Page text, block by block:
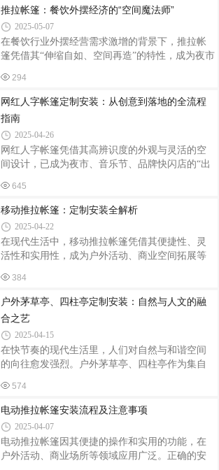
块化设计进一步强化了
级，使用寿命突破5年，定制需求年均增长22%。
一、需求定制：从场景适配到功能集成1. 结构荷
载计算根据使用场景确定荷载参数：大排档帐篷
需承载200kg/m²活荷载，配备30mm×50mm镀锌方
管主梁；仓储帐篷需满足500kg/m²堆码强度，采用
双层12号槽钢立柱。某物流中心定制的10m×30m
较传统设计节省钢材18%。2. 智
推拉帐篷：餐饮外摆经济的“空间魔法师”
2025-05-07
在餐饮行业外摆经营需求激增的背景下，推拉帐
篷凭借其“伸缩自如、空间再造”的特性，成为夜市
器”。据统计，2024年餐饮行业外摆区域使用推拉
帐篷的商户数量同比增长67%，带动相关产品市场
规模突破15亿元，其灵活性与实用性正重塑户外
餐饮空间的价值逻辑。一、空间重构：从露天
到“半室内”的体验升级推拉帐篷通过可伸缩结构实
现空间利用率最大化。传统大排档受天气制约，
雨季日均客流量下降40%，而采用推拉帐篷后，某
海鲜烧烤店通过“晴天全开+雨天半封”模式，使外
294
网红人字帐篷定制安装：从创意到落地的全流程
指南
2025-04-26
网红人字帐篷凭借其高辨识度的外观与灵活的空
间设计，已成为夜市、音乐节、品牌快闪店的“出
推动这一品类向专业化、智能化升级。一、需求
导向的定制设计定制流程始于场景化需求拆解。
针对餐饮类场景，需预留排烟管道接口及220V电
源通道，某网红龙虾摊采用双层加高设计，顶部
增设LED灯带与排风扇，夜间客流量提升40%。若
用于美妆快闪店，则需配置360°环形展示架与镜
面装饰板，某品牌通过定制化灯光系统，使产品
倍。结构上，3×3米基础款可承载200k
645
移动推拉帐篷：定制安装全解析
2025-04-22
在现代生活中，移动推拉帐篷凭借其便捷性、灵
活性和实用性，成为户外活动、商业空间拓展等
临时商铺，还是为停车场遮阳挡雨，定制一款合
适的移动推拉帐篷并完成专业安装，都能让空间
利用更加高效。定制：精准匹配需求定制移动推
拉帐篷的第一步是明确使用场景与需求。例如，
若用于户外餐饮，需考虑帐篷的尺寸能否容纳桌
椅、是否具备防风防雨功能；若作为仓储用途，
则要注重承重能力与耐用性。专业的帐篷供应商
会与客户深入沟通，了解具体尺寸、材质偏好、
384
户外茅草亭、四柱亭定制安装：自然与人文的融
合之艺
2025-04-15
在快节奏的现代生活里，人们对自然与和谐空间
的向往愈发强烈。户外茅草亭、四柱亭作为集自
式，正成为各类景观设计的宠儿。它们不仅为人
们提供了休憩观景的场所，更成为整个景观布局
的点睛之笔。定制设计：满足多元需求户外茅草
亭、四柱亭的定制设计是其魅力所在。在园林景
观中，无论是古典园林的曲径通幽，还是现代园
林的简洁明快，都能找到与之匹配的风格。商家
574
电动推拉帐篷安装流程及注意事项
2025-04-07
电动推拉帐篷因其便捷的操作和实用的功能，在
户外活动、商业场所等领域应用广泛。正确的安